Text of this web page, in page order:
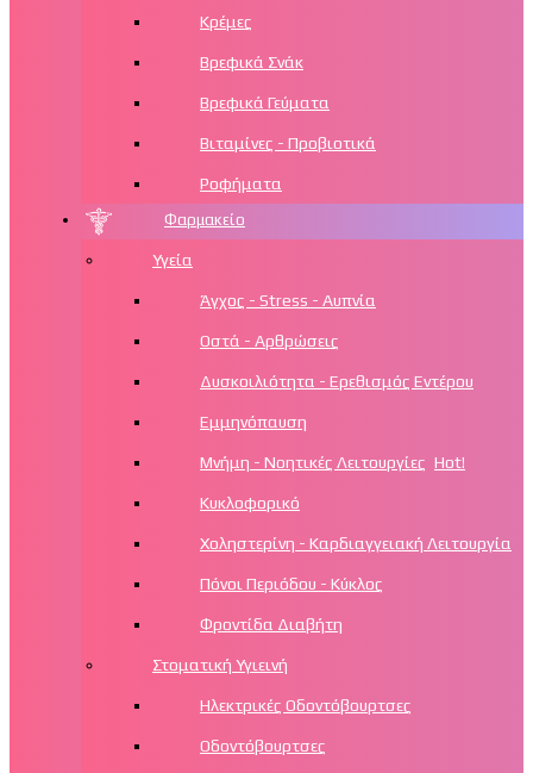
Κρέμες
Βρεφικά Σνάκ
Βρεφικά Γεύματα
Βιταμίνες - Προβιοτικά
Ροφήματα
Φαρμακείο
Υγεία
Άγχος - Stress - Αυπνία
Οστά - Αρθρώσεις
Δυσκοιλιότητα - Ερεθισμός Εντέρου
Εμμηνόπαυση
Μνήμη - Νοητικές Λειτουργίες Hot!
Κυκλοφορικό
Χοληστερίνη - Καρδιαγγειακή Λειτουργία
Πόνοι Περιόδου - Κύκλος
Φροντίδα Διαβήτη
Στοματική Υγιεινή
Ηλεκτρικές Οδοντόβουρτσες
Οδοντόβουρτσες